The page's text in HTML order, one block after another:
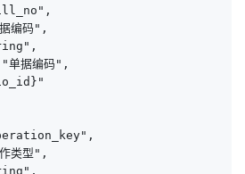
编码",
据编码",
类型",